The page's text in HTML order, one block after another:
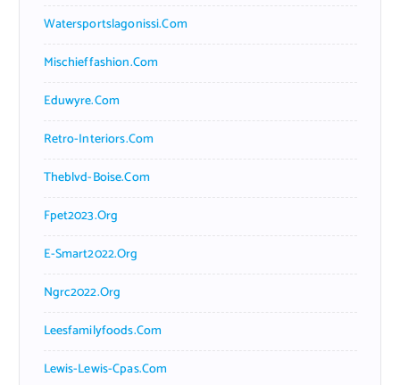
Watersportslagonissi.com
Mischieffashion.com
Eduwyre.com
Retro-Interiors.com
Theblvd-Boise.com
Fpet2023.org
E-Smart2022.org
Ngrc2022.org
Leesfamilyfoods.com
Lewis-Lewis-Cpas.com